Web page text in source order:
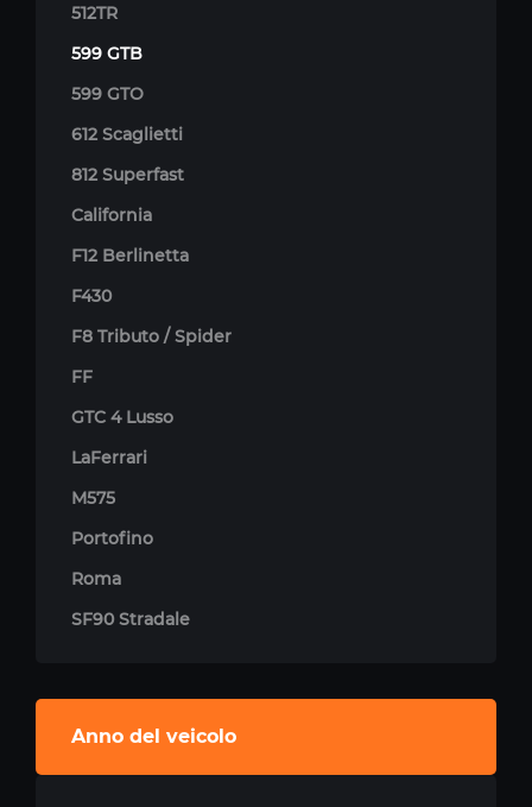
512TR
599 GTB
599 GTO
612 Scaglietti
812 Superfast
California
F12 Berlinetta
F430
F8 Tributo / Spider
FF
GTC 4 Lusso
LaFerrari
M575
Portofino
Roma
SF90 Stradale
Anno del veicolo